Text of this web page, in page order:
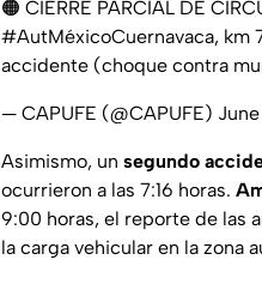
🟠 CIERRE PARCIAL DE
#AutMéxicoCuernavaca, km
accidente (choque contra
— CAPUFE (@CAPUFE)
Asimismo, un segundo
ocurrieron a las 7:16 horas.
9:00 horas, el reporte de las
la carga vehicular en la zona